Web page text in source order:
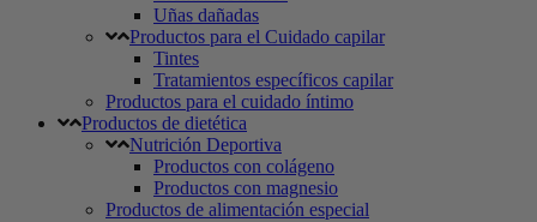
Uñas dañadas
Productos para el Cuidado capilar
Tintes
Tratamientos específicos capilar
Productos para el cuidado íntimo
Productos de dietética
Nutrición Deportiva
Productos con colágeno
Productos con magnesio
Productos de alimentación especial